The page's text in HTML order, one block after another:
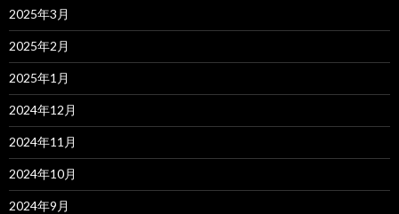
2025年3月
2025年2月
2025年1月
2024年12月
2024年11月
2024年10月
2024年9月